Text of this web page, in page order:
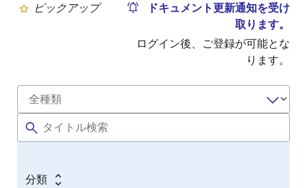
- フラッシュメモリプログラマ：Flash Development
製品版と異なる場合があります。 また、技術サポートはありま
せん。
詳細はこちら（評価版ソフトウェアツール）>>
ピックアップ
ドキュメント更新通知を受け
取ります。
ログイン後、ご登録が可能とな
ります。
分類